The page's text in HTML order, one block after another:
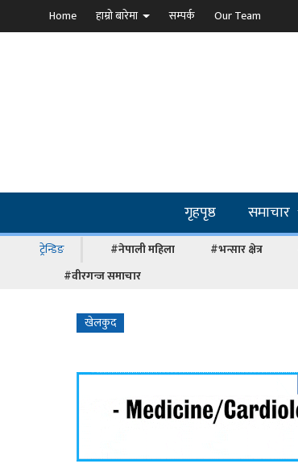
Home हाम्रो बारेमा सम्पर्क Our Team
गृहपृष्ठ समाचार
ट्रेन्डिङ #नेपाली महिला #भन्सार क्षेत्र
#वीरगन्ज समाचार
खेलकुद